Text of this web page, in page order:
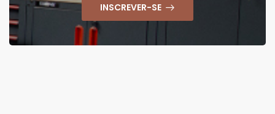
INSCREVER-SE